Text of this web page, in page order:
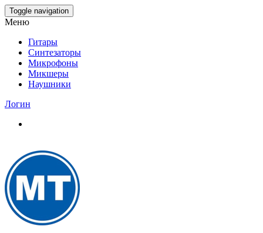
Skip
to
content
Toggle navigation
Меню
Гитары
Синтезаторы
Микрофоны
Микшеры
Наушники
Логин